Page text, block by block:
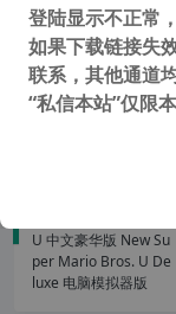
登陆显示不正常
如果下载链接失
联系，其他通道
“私信本站”仅限